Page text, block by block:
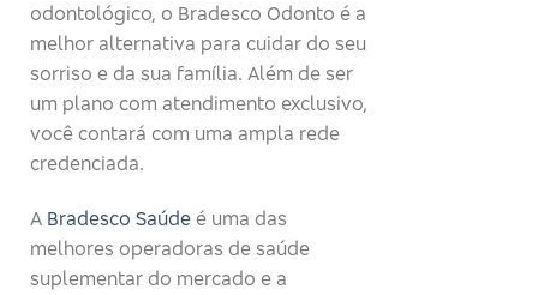
odontológico, o Bradesco Odonto é a
melhor alternativa para cuidar do seu
sorriso e da sua família. Além de ser
um plano com atendimento exclusivo,
você contará com uma ampla rede
credenciada.
A Bradesco Saúde é uma das
melhores operadoras de saúde
suplementar do mercado e a